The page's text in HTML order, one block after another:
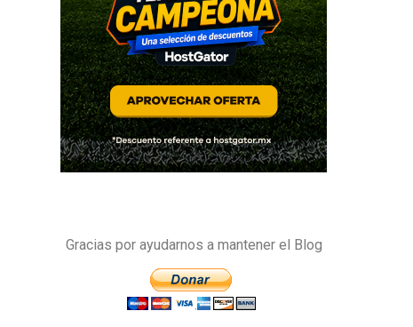
Gracias por ayudarnos a mantener el Blog